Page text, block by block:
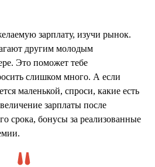
зарплату, изучи рынок.
другим молодым
Это поможет тебе
слишком много. А если
маленькой, спроси, какие есть
зарплаты после
срока, бонусы за реализованные